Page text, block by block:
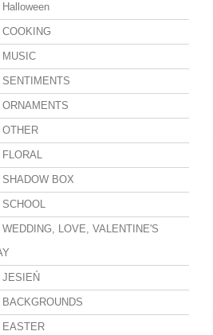
Halloween
COOKING
MUSIC
SENTIMENTS
ORNAMENTS
OTHER
FLORAL
SHADOW BOX
SCHOOL
WEDDING, LOVE, VALENTINE'S
JESIEŃ
BACKGROUNDS
EASTER